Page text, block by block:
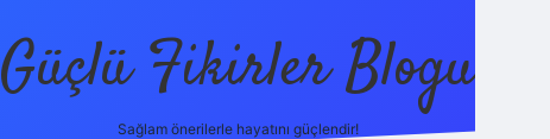
Güçlü Fikirler Blogu
Sağlam önerilerle hayatını güçlendir!